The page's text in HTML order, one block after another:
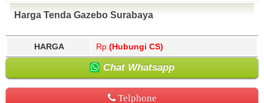
Harga Tenda Gazebo Surabaya
HARGA Rp. (Hubungi CS)
Chat Whatsapp
Telphone